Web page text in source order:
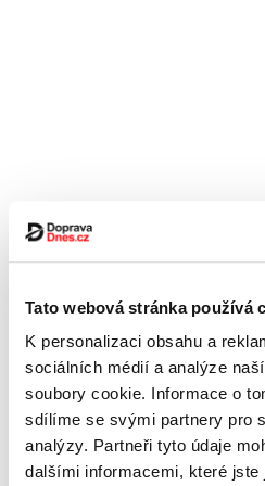
Tato webová stránka používá
K personalizaci obsahu a
sociálních médií a analýze
soubory cookie. Informace o
sdílíme se svými partnery pro
analýzy. Partneři tyto údaje
dalšími informacemi, které